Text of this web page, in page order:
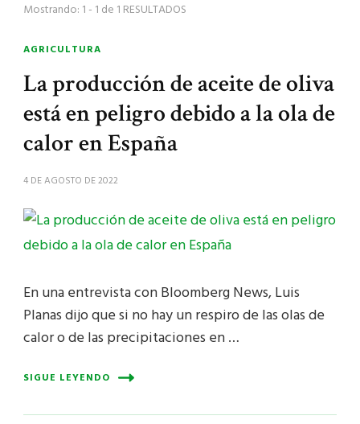
Mostrando: 1 - 1 de 1 RESULTADOS
AGRICULTURA
La producción de aceite de oliva
está en peligro debido a la ola de
calor en España
4 DE AGOSTO DE 2022
En una entrevista con Bloomberg News, Luis
Planas dijo que si no hay un respiro de las olas de
calor o de las precipitaciones en …
SIGUE LEYENDO